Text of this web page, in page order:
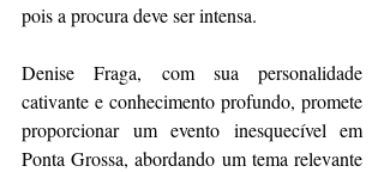
pois a procura deve ser intensa.
Denise Fraga, com sua personalidade
cativante e conhecimento profundo, promete
proporcionar um evento inesquecível em
Ponta Grossa, abordando um tema relevante